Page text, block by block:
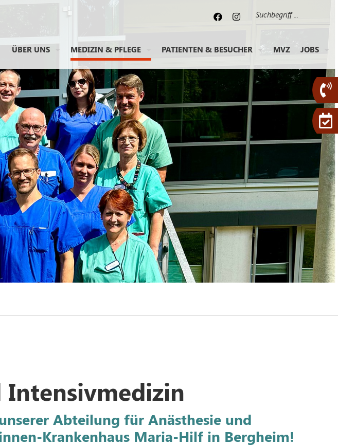
Suche
ÜBER UNS MEDIZIN & PFLEGE PATIENTEN & BESUCHER MVZ JOBS
Intensivmedizin
Abteilung für Anästhesie und
Krankenhaus Maria-Hilf in Bergheim!